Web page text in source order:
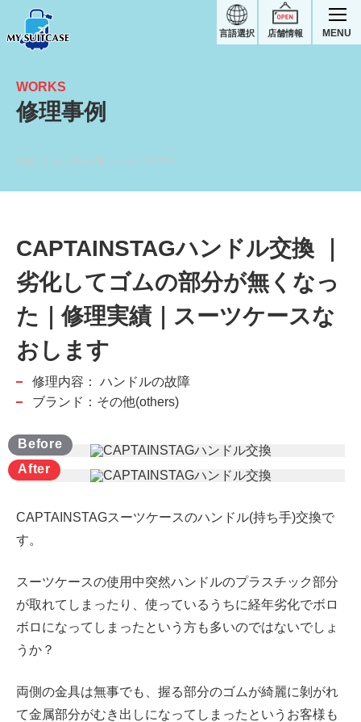
店舗情報
言語選択 MENU
WORKS
修理事例
CAPTAINSTAGハンドル交換 ｜
劣化してゴムの部分が無くなっ
た｜修理実績｜スーツケースな
おします
修理内容：
ハンドルの故障
ブランド：その他(others)
CAPTAINSTAGスーツケースのハンドル(持ち手)交換で
す。
スーツケースの使用中突然ハンドルのプラスチック部分
が取れてしまったり、使っているうちに経年劣化でボロ
ボロになってしまったという方も多いのではないでしょ
うか？
両側の金具は無事でも、握る部分のゴムが綺麗に剝がれ
て金属部分がむき出しになってしまったというお客様も